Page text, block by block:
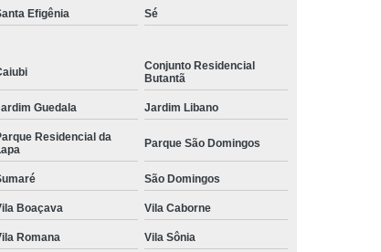
Expositora
para Geladeira Expositora
Brastemp Instalação de Fogão
Fogão
Instalação de Fogão a Gas
de Fogão Cooktop
Gás Encanado
Instalação Fogão
Efigênia Sé
Conjunto Residencial
Butantã
Guedala Jardim Libano
Residencial da
Parque São Domingos
São Domingos
Boaçava Vila Caborne
Romana Vila Sônia